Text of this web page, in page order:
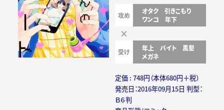
攻め オタク
引きこもり
ワンコ
年下
受け 年上 バイト
黒髪
メガネ
定価 : 748円（本体680円＋税）
発売日：2016年09月15日 判型：
Ｂ６判